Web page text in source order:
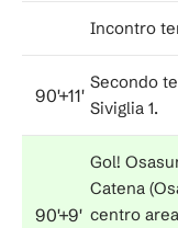
Incontro
90'+11'
Secondo
Siviglia 1.
90'+9'
Gol!
Catena
centro